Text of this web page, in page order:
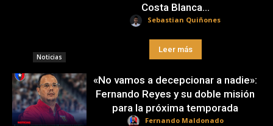
Noticias
Costa Blanca...
Sebastian Quiñones
Leer más
«No vamos a decepcionar a nadie»:
Fernando Reyes y su doble misión
para la próxima temporada
Fernando Maldonado